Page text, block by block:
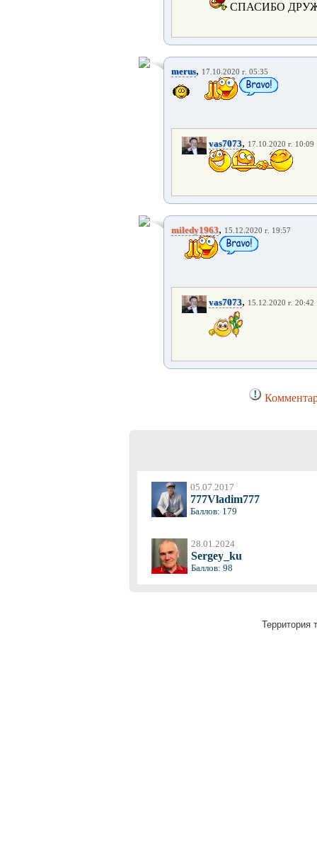
СПАСИБО
merus, 17.10.2020 г. 05:35
vas7073, 17.10.2020 г. 10:09
miledy1963, 15.12.2020 г. 19:57
vas7073, 15.12.2020 г. 20:42
05.07.2017
777Vladim777
Баллов: 179
28.01.2024
Sergey_ku
Баллов: 98
Территория